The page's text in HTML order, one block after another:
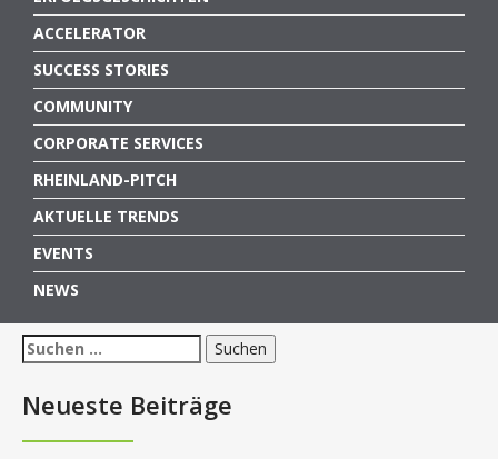
ACCELERATOR
SUCCESS STORIES
COMMUNITY
CORPORATE SERVICES
RHEINLAND-PITCH
AKTUELLE TRENDS
EVENTS
NEWS
Suchen
nach:
Neueste Beiträge